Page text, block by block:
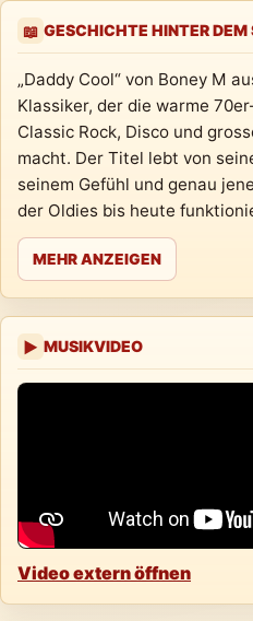
📖 GESCHICHTE HINTER DEM
„Daddy Cool“ von Boney M
Klassiker, der die warme
Classic Rock, Disco und
macht. Der Titel lebt von
seinem Gefühl und genau
der Oldies bis heute
MEHR ANZEIGEN
▶ MUSIKVIDEO
Video extern öffnen